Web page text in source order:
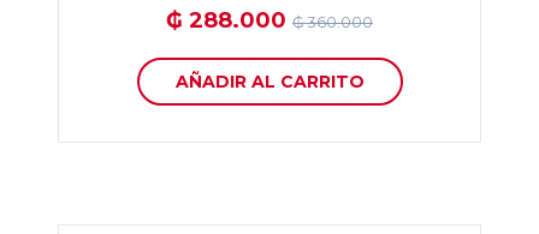
₲ 288.000 ₲ 360.000
AÑADIR AL CARRITO